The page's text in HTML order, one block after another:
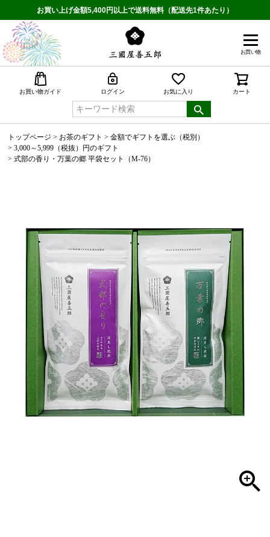
お買い上げ金額5,400円以上で送料無料（配送先1件あたり）
お買い物
お買い物ガイド ログイン お気に入り カート
トップページ お茶のギフト
金額でギフトを選ぶ（税別）
3,000～5,999（税抜）円のギフト
式部の香り・万葉の郷 平袋セット（M-76）